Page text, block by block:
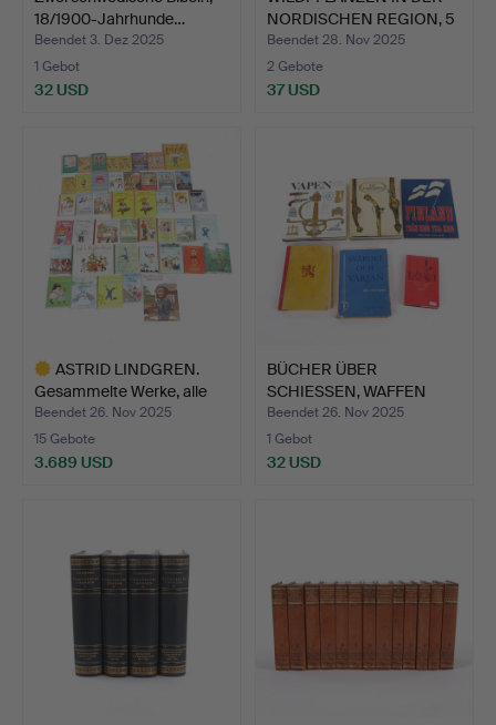
18/1900-Jahrhunde…
Beendet 3. Dez 2025
1 Gebot
32 USD
NORDISCHEN REGION, 5
B…
Beendet 28. Nov 2025
2 Gebote
37 USD
ASTRID LINDGREN.
Gesammelte Werke, alle
Ch…
Beendet 26. Nov 2025
15 Gebote
3.689 USD
BÜCHER ÜBER
SCHIESSEN, WAFFEN
UND KRIEG.
Beendet 26. Nov 2025
1 Gebot
32 USD